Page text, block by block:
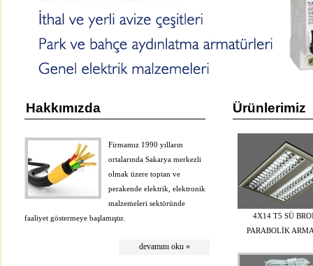
Hakkımızda
Firmamız 1990 yılların
ortalarında Sakarya merkezli
olmak üzere toptan ve
perakende elektrik, elektronik
malzemeleri sektöründe
faaliyet göstermeye başlamıştır.
devamını oku »
Ürünlerimiz
4X14 T5 SÜ
PARABOLİK